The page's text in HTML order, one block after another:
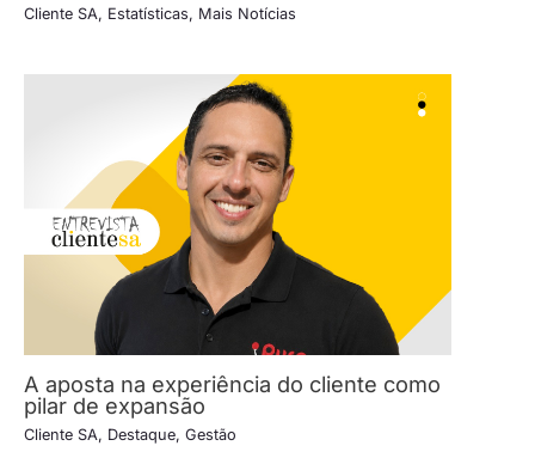
Cliente SA, Estatísticas, Mais Notícias
A aposta na experiência do cliente como
pilar de expansão
Cliente SA, Destaque, Gestão